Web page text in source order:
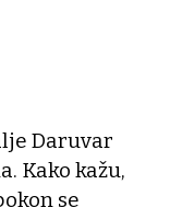
Daruvar
Kako kažu,
se